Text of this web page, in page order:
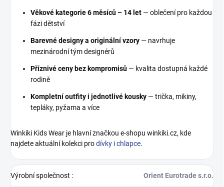
Věkové kategorie 6 měsíců – 14 let — oblečení pro každou
fázi dětství
Barevné designy a originální vzory — navrhuje
mezinárodní tým designérů
Příznivé ceny bez kompromisů — kvalita dostupná každé
rodině
Kompletní outfity i jednotlivé kousky — trička, mikiny,
tepláky, pyžama a více
Winkiki Kids Wear je hlavní značkou e-shopu winkiki.cz, kde
najdete aktuální kolekci prodívky i chlapce.
Výrobní společnost : Orient Eurotrade s.r.o.